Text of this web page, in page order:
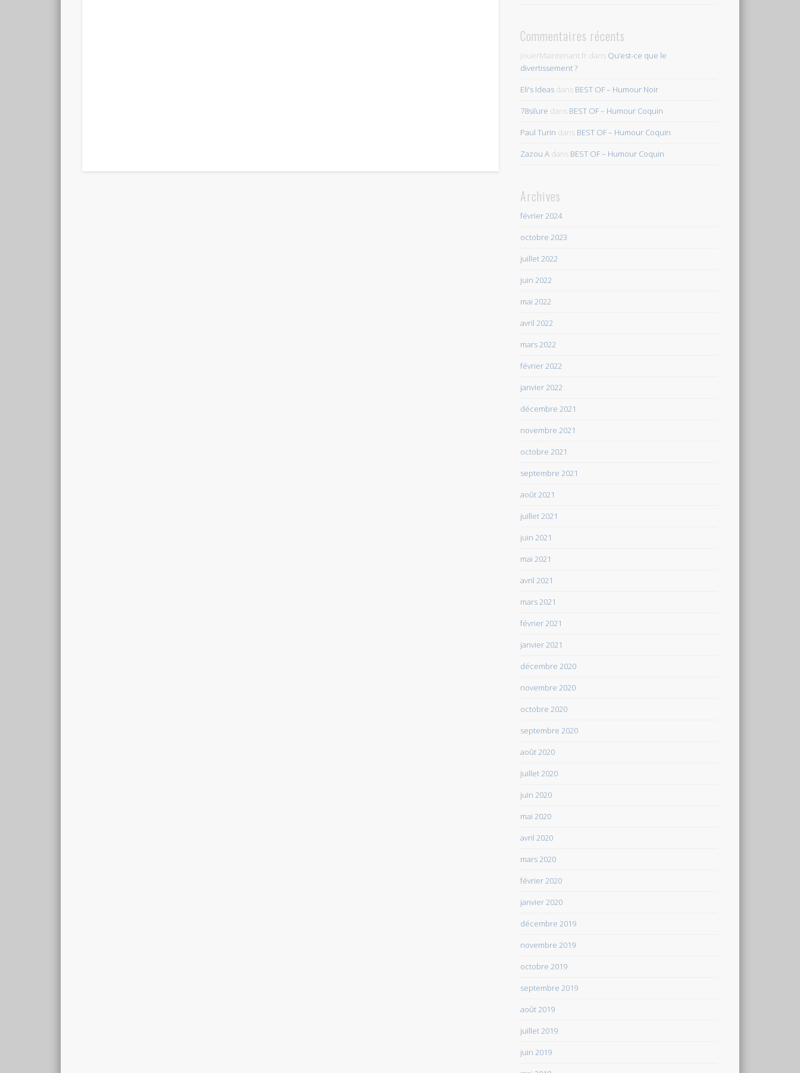
Commentaires récents
JouerMaintenant.fr dans Qu’est-ce que le
divertissement ?
Eli's Ideas dans BEST OF – Humour Noir
78silure dans BEST OF – Humour Coquin
Paul Turin dans BEST OF – Humour Coquin
Zazou A dans BEST OF – Humour Coquin
Archives
février 2024
octobre 2023
juillet 2022
juin 2022
mai 2022
avril 2022
mars 2022
février 2022
janvier 2022
décembre 2021
novembre 2021
octobre 2021
septembre 2021
août 2021
juillet 2021
juin 2021
mai 2021
avril 2021
mars 2021
février 2021
janvier 2021
décembre 2020
novembre 2020
octobre 2020
septembre 2020
août 2020
juillet 2020
juin 2020
mai 2020
avril 2020
mars 2020
février 2020
janvier 2020
décembre 2019
novembre 2019
octobre 2019
septembre 2019
août 2019
juillet 2019
juin 2019